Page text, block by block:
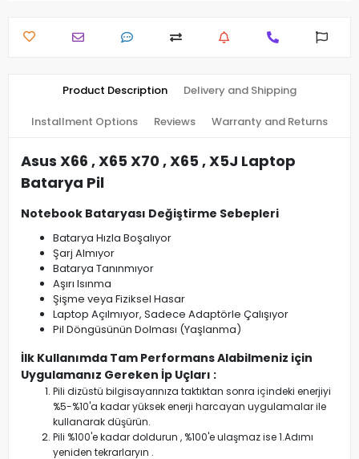
Product Description Delivery and Shipping
Installment Options Reviews Warranty and Returns
Asus X66 , X65 X70 , X65 , X5J Laptop
Batarya Pil
Notebook Bataryası Değiştirme Sebepleri
Batarya Hızla Boşalıyor
Şarj Almıyor
Batarya Tanınmıyor
Aşırı Isınma
Şişme veya Fiziksel Hasar
Laptop Açılmıyor, Sadece Adaptörle Çalışıyor
Pil Döngüsünün Dolması (Yaşlanma)
İlk Kullanımda Tam Performans Alabilmeniz için
Uygulamanız Gereken İp Uçları :
Pili dizüstü bilgisayarınıza taktıktan sonra içindeki enerjiyi
%5-%10'a kadar yüksek enerji harcayan uygulamalar ile
kullanarak düşürün.
Pili %100'e kadar doldurun , %100'e ulaşmaz ise 1.Adımı
yeniden tekrarlaryın .